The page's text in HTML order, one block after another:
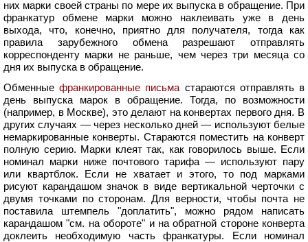
них марки своей страны по мере их выпуска в обращение. При
франкатур обмене марки можно наклеивать уже в день
выхода, что, конечно, приятно для получателя, тогда как
правила зарубежного обмена разрешают отправлять
корреспонденту марки не раньше, чем через три месяца со
дня их выпуска в обращение.
Обменныефранкированные письма стараются отправлять в
день выпуска марок в обращение. Тогда, по возможности
(например, в Москве), это делают на конвертах первого дня. В
других случаях — через несколько дней — используют белые
немаркированные конверты. Стараются поместить на конверт
полную серию. Марки клеят так, как говорилось выше. Если
номинал марки ниже почтового тарифа — используют пару
или квартблок. Если не хватает и этого, то под марками
рисуют карандашом значок в виде вертикальной черточки с
двумя точками по сторонам. Для верности, чтобы почта не
поставила штемпель "доплатить", можно рядом написать
карандашом "см. на обороте" и на обратной стороне конверта
доклеить необходимую часть франкатуры. Если номинал